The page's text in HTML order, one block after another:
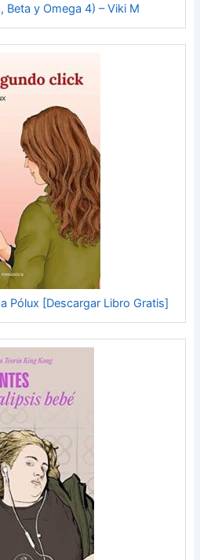
Beta y Omega 4) – Viki M
Pólux [Descargar Libro Gratis]